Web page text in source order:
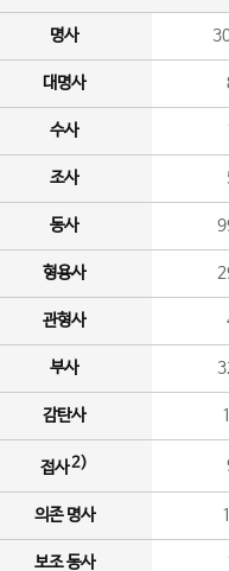
명사
대명사
수사
조사
동사
형용사
관형사
부사
감탄사
접사2)
의존 명사
보조 동사